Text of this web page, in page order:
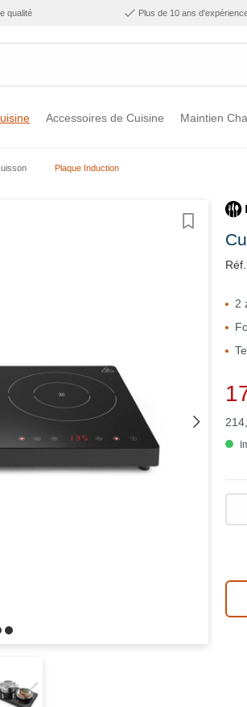
qualité Plus de 10 ans
Accessoires de Cuisine Maintien
Plaque Induction
2